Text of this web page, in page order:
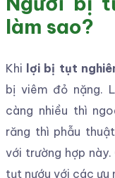
làm sao?
Khi lợi bị tụt
bị viêm đỏ nặng.
càng nhiều thì
răng thì phẫu
với trường hợp
tụt nướu với các ưu